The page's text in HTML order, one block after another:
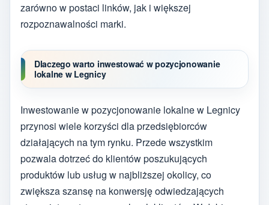
zarówno w postaci linków, jak i większej
rozpoznawalności marki.
Dlaczego warto inwestować w pozycjonowanie
lokalne w Legnicy
Inwestowanie w pozycjonowanie lokalne w Legnicy
przynosi wiele korzyści dla przedsiębiorców
działających na tym rynku. Przede wszystkim
pozwala dotrzeć do klientów poszukujących
produktów lub usług w najbliższej okolicy, co
zwiększa szansę na konwersję odwiedzających